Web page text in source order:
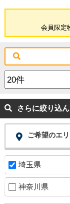
会員限定
さらに絞り込
ご希望のエ
埼玉県
神奈川県